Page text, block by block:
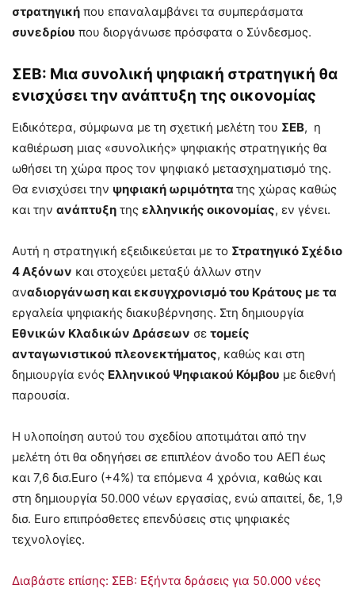
στρατηγική που επαναλαμβάνει τα συμπεράσματα
συνεδρίου που διοργάνωσε πρόσφατα ο Σύνδεσμος.
ΣΕΒ: Μια συνολική ψηφιακή στρατηγική θα
ενισχύσει την ανάπτυξη της οικονομίας
Ειδικότερα, σύμφωνα με τη σχετική μελέτη του ΣΕΒ, η
καθιέρωση μιας «συνολικής» ψηφιακής στρατηγικής θα
ωθήσει τη χώρα προς τον ψηφιακό μετασχηματισμό της.
Θα ενισχύσει την ψηφιακή ωριμότητα της χώρας καθώς
και την ανάπτυξη της ελληνικής οικονομίας, εν γένει.
Αυτή η στρατηγική εξειδικεύεται με το Στρατηγικό Σχέδιο
4 Αξόνων και στοχεύει μεταξύ άλλων στην
αναδιοργάνωση και εκσυγχρονισμό του Κράτους με τα
εργαλεία ψηφιακής διακυβέρνησης. Στη δημιουργία
Εθνικών Κλαδικών Δράσεων σε τομείς
ανταγωνιστικού πλεονεκτήματος, καθώς και στη
δημιουργία ενός Ελληνικού Ψηφιακού Κόμβου με διεθνή
παρουσία.
Η υλοποίηση αυτού του σχεδίου αποτιμάται από την
μελέτη ότι θα οδηγήσει σε επιπλέον άνοδο του ΑΕΠ έως
και 7,6 δισ.Euro (+4%) τα επόμενα 4 χρόνια, καθώς και
στη δημιουργία 50.000 νέων εργασίας, ενώ απαιτεί, δε, 1,9
δισ. Euro επιπρόσθετες επενδύσεις στις ψηφιακές
τεχνολογίες.
Διαβάστε επίσης: ΣΕΒ: Εξήντα δράσεις για 50.000 νέες